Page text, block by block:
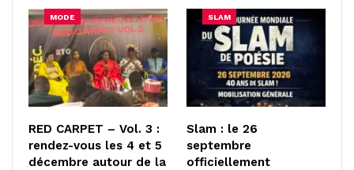
MODE
RED CARPET – Vol. 3 :
rendez-vous les 4 et 5
décembre autour de la
SLAM
Slam : le 26
septembre
officiellement